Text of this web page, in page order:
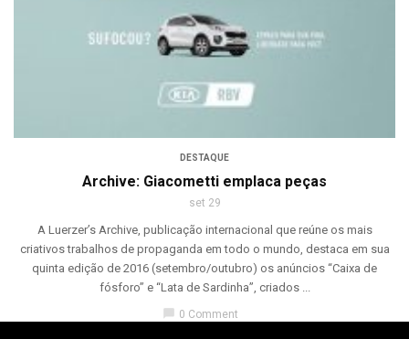
DESTAQUE
Archive: Giacometti emplaca peças
set 29
A Luerzer’s Archive, publicação internacional que reúne os mais
criativos trabalhos de propaganda em todo o mundo, destaca em sua
quinta edição de 2016 (setembro/outubro) os anúncios “Caixa de
fósforo” e “Lata de Sardinha”, criados ...
chat_bubble 0 Comment